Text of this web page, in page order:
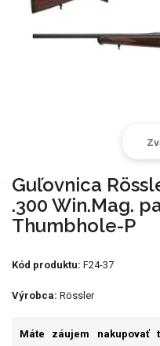
Guľovnica
.300 Win.Mag.
Thumbhole-P
Kód produktu: F24-37
Výrobca: Rössler
Máte záujem nakupovať